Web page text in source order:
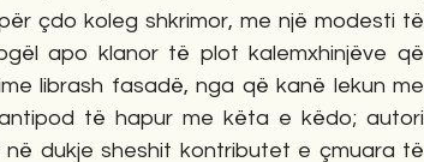
çdo koleg shkrimor, me një modesti të
apo klanor të plot kalemxhinjëve që
librash fasadë, nga që kanë lekun me
të hapur me këta e këdo; autori
në dukje sheshit kontributet e çmuara të